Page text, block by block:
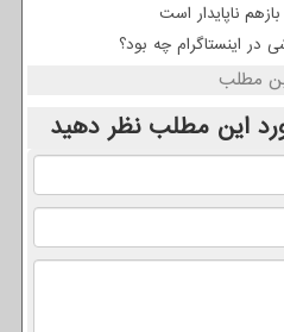
ناپایدار است
در اینستاگرام چه بود؟
مطلب
این مطلب نظر دهید